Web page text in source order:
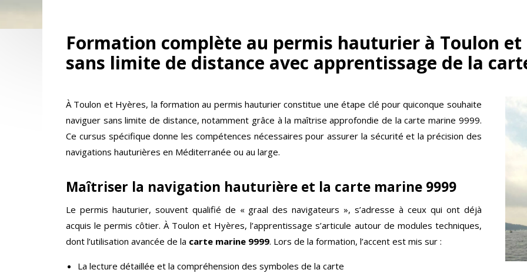
Formation complète au permis hauturier à Toulon
sans limite de distance avec apprentissage de la
À Toulon et Hyères, la formation au permis hauturier constitue une étape clé pour quiconque souhaite
naviguer sans limite de distance, notamment grâce à la maîtrise approfondie de la carte marine 9999.
Ce cursus spécifique donne les compétences nécessaires pour assurer la sécurité et la précision des
navigations hauturières en Méditerranée ou au large.
Maîtriser la navigation hauturière et la carte marine 9999
Le permis hauturier, souvent qualifié de « graal des navigateurs », s’adresse à ceux qui ont déjà
acquis le permis côtier. À Toulon et Hyères, l’apprentissage s’articule autour de modules techniques,
dont l’utilisation avancée de la carte marine 9999. Lors de la formation, l’accent est mis sur :
La lecture détaillée et la compréhension des symboles de la carte